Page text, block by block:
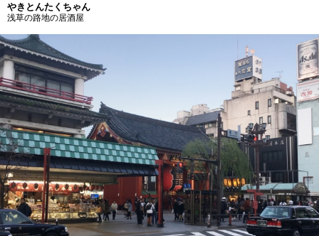
やきとんたくちゃん
浅草の路地の居酒屋